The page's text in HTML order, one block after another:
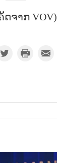
ດຈາກ VOV)